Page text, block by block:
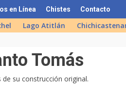
en Línea Chistes Contacto
Lago Atitlán
Tomás
su construcción original.